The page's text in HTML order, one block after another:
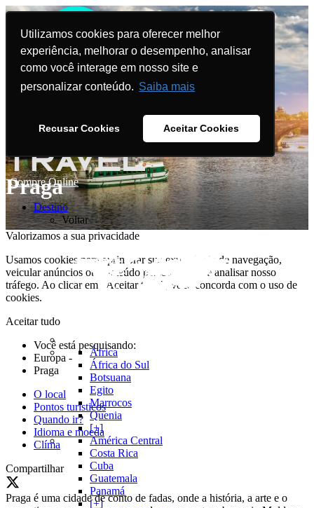
Utilizamos cookies para oferecer melhor
experiência, melhorar o desempenho, analisar
como você interage em nosso site e
personalizar conteúdo. Saiba mais
Recusar Cookies Aceitar Cookies
Compre Online
Destino
Voltar
África
África do Sul
Botsuana
Egito
Marrocos
Quenia
[+]
América Central
Costa Rica
Cuba
Guatemala
Panamá
[+]
Praga
Valorizamos a sua privacidade
Usamos cookies para aprimorar sua experiência de navegação,
veicular anúncios ou conteúdo personalizado e analisar nosso
tráfego. Ao clicar em "Aceitar tudo", você concorda com o uso de
cookies.
Aceitar tudo
Você está pesquisando:
Europa -
Praga
O local
Pontos turísticos
Quando ir?
Idioma e moeda
Clíma
Compartilhar
Praga é uma cidade de conto de fadas, onde a história, a arte e o